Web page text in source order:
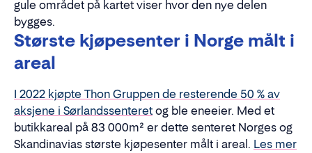
gule området på kartet viser hvor den nye delen
bygges.
Største kjøpesenter i Norge målt i
areal
I 2022 kjøpte Thon Gruppen de resterende 50 % av
aksjene i Sørlandssenteret og ble eneeier. Med et
butikkareal på 83 000m² er dette senteret Norges og
Skandinavias største kjøpesenter målt i areal. Les mer